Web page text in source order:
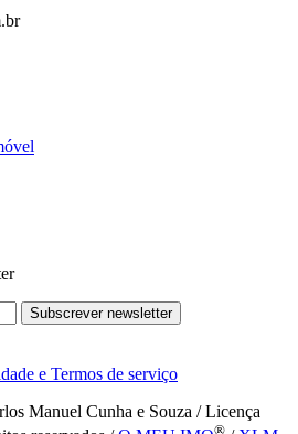
Subscrever newsletter
e Termos de serviço
Manuel Cunha e Souza / Licença
®